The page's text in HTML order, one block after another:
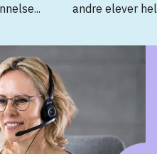
andre elever